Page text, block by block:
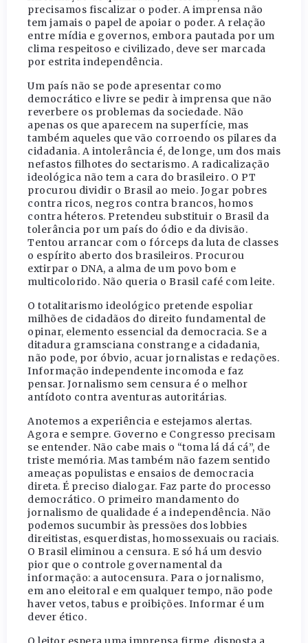
precisamos fiscalizar o poder. A imprensa não
tem jamais o papel de apoiar o poder. A relação
entre mídia e governos, embora pautada por um
clima respeitoso e civilizado, deve ser marcada
por estrita independência.
Um país não se pode apresentar como
democrático e livre se pedir à imprensa que não
reverbere os problemas da sociedade. Não
apenas os que aparecem na superfície, mas
também aqueles que vão corroendo os pilares da
cidadania. A intolerância é, de longe, um dos mais
nefastos filhotes do sectarismo. A radicalização
ideológica não tem a cara do brasileiro. O PT
procurou dividir o Brasil ao meio. Jogar pobres
contra ricos, negros contra brancos, homos
contra héteros. Pretendeu substituir o Brasil da
tolerância por um país do ódio e da divisão.
Tentou arrancar com o fórceps da luta de classes
o espírito aberto dos brasileiros. Procurou
extirpar o DNA, a alma de um povo bom e
multicolorido. Não queria o Brasil café com leite.
O totalitarismo ideológico pretende espoliar
milhões de cidadãos do direito fundamental de
opinar, elemento essencial da democracia. Se a
ditadura gramsciana constrange a cidadania,
não pode, por óbvio, acuar jornalistas e redações.
Informação independente incomoda e faz
pensar. Jornalismo sem censura é o melhor
antídoto contra aventuras autoritárias.
Anotemos a experiência e estejamos alertas.
Agora e sempre. Governo e Congresso precisam
se entender. Não cabe mais o “toma lá dá cá”, de
triste memória. Mas também não fazem sentido
ameaças populistas e ensaios de democracia
direta. É preciso dialogar. Faz parte do processo
democrático. O primeiro mandamento do
jornalismo de qualidade é a independência. Não
podemos sucumbir às pressões dos lobbies
direitistas, esquerdistas, homossexuais ou raciais.
O Brasil eliminou a censura. E só há um desvio
pior que o controle governamental da
informação: a autocensura. Para o jornalismo,
em ano eleitoral e em qualquer tempo, não pode
haver vetos, tabus e proibições. Informar é um
dever ético.